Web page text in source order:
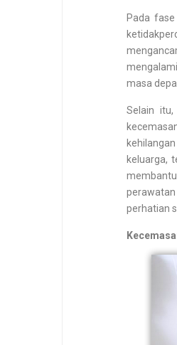
Pada
masa
Selain itu,
keluarga,
perhatian